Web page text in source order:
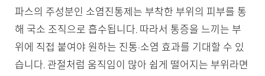
파스의 주성분인 소염진통제는 부착한 부위의 피부를 통
해 국소 조직으로 흡수됩니다. 따라서 통증을 느끼는 부
위에 직접 붙여야 원하는 진통·소염 효과를 기대할 수 있
습니다. 관절처럼 움직임이 많아 쉽게 떨어지는 부위라면